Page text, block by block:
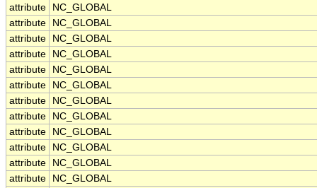
attribute
NC_GLOBAL
attribute
NC_GLOBAL
attribute
NC_GLOBAL
attribute
NC_GLOBAL
attribute
NC_GLOBAL
attribute
NC_GLOBAL
attribute
NC_GLOBAL
attribute
NC_GLOBAL
attribute
NC_GLOBAL
attribute
NC_GLOBAL
attribute
NC_GLOBAL
attribute
NC_GLOBAL